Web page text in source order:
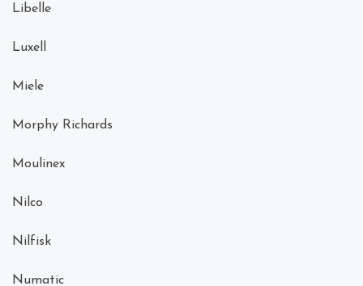
Libelle
Luxell
Miele
Morphy Richards
Moulinex
Nilco
Nilfisk
Numatic